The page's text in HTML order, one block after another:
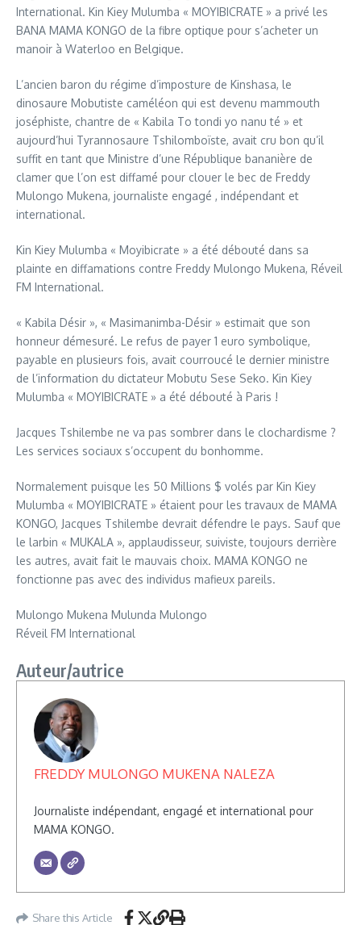
International. Kin Kiey Mulumba « MOYIBICRATE » a privé les
BANA MAMA KONGO de la fibre optique pour s’acheter un
manoir à Waterloo en Belgique.
L’ancien baron du régime d’imposture de Kinshasa, le
dinosaure Mobutiste caméléon qui est devenu mammouth
joséphiste, chantre de « Kabila To tondi yo nanu té » et
aujourd’hui Tyrannosaure Tshilomboïste, avait cru bon qu’il
suffit en tant que Ministre d’une République bananière de
clamer que l’on est diffamé pour clouer le bec de Freddy
Mulongo Mukena, journaliste engagé , indépendant et
international.
Kin Kiey Mulumba « Moyibicrate » a été débouté dans sa
plainte en diffamations contre Freddy Mulongo Mukena, Réveil
FM International.
« Kabila Désir », « Masimanimba-Désir » estimait que son
honneur démesuré. Le refus de payer 1 euro symbolique,
payable en plusieurs fois, avait courroucé le dernier ministre
de l’information du dictateur Mobutu Sese Seko. Kin Kiey
Mulumba « MOYIBICRATE » a été débouté à Paris !
Jacques Tshilembe ne va pas sombrer dans le clochardisme ?
Les services sociaux s’occupent du bonhomme.
Normalement puisque les 50 Millions $ volés par Kin Kiey
Mulumba « MOYIBICRATE » étaient pour les travaux de MAMA
KONGO, Jacques Tshilembe devrait défendre le pays. Sauf que
le larbin « MUKALA », applaudisseur, suiviste, toujours derrière
les autres, avait fait le mauvais choix. MAMA KONGO ne
fonctionne pas avec des individus mafieux pareils.
Mulongo Mukena Mulunda Mulongo
Réveil FM International
Auteur/autrice
FREDDY MULONGO MUKENA NALEZA
Journaliste indépendant, engagé et international pour
MAMA KONGO.
Share this Article